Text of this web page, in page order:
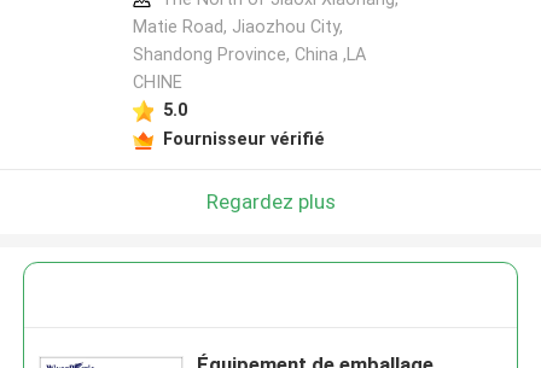
Matie Road, Jiaozhou City,
Shandong Province, China ,LA
CHINE
5.0
Fournisseur vérifié
Regardez plus